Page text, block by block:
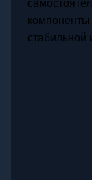
стабильной